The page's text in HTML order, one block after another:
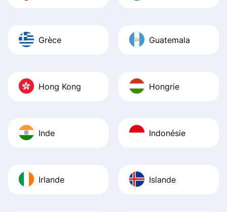
Grèce Guatemala
Hong Kong Hongrie
Inde Indonésie
Irlande Islande